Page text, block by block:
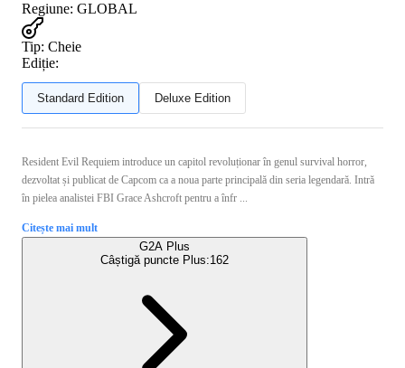
Regiune: GLOBAL
Tip: Cheie
Ediție:
Standard Edition Deluxe Edition
Resident Evil Requiem introduce un capitol revoluționar în genul survival horror,
dezvoltat și publicat de Capcom ca a noua parte principală din seria legendară. Intră
în pielea analistei FBI Grace Ashcroft pentru a înfr ...
Citește mai mult
G2A Plus
Câștigă puncte Plus:162